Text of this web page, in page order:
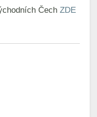
Čech ZDE